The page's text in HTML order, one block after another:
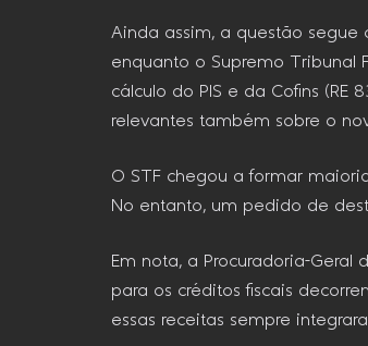
Ainda assim, a questão segue
enquanto o Supremo Tribunal
cálculo do PIS e da Cofins
relevantes também sobre o
O STF chegou a formar
No entanto, um pedido de
Em nota, a Procuradoria-
para os créditos fiscais
essas receitas sempre